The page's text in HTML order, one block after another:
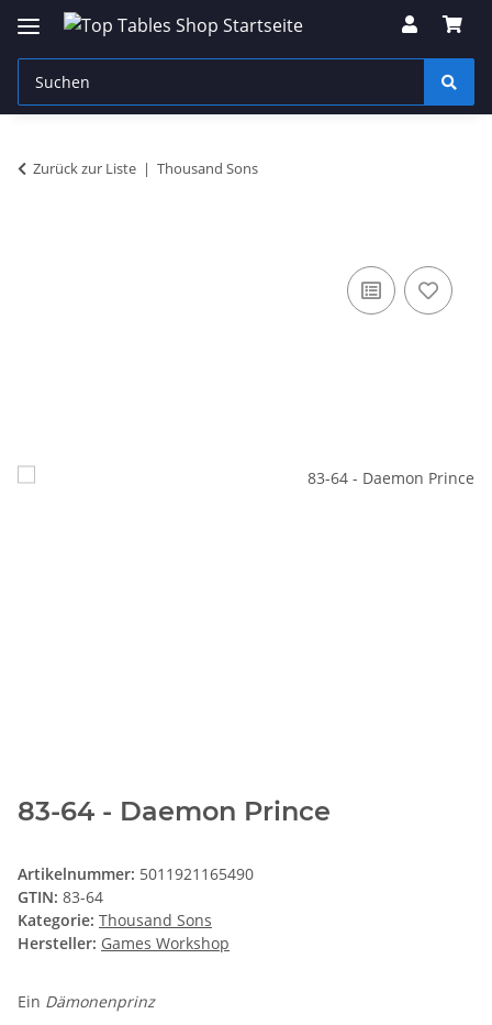
Zurück zur Liste Thousand Sons
83-64 - Daemon Prince
Artikelnummer: 5011921165490
GTIN: 83-64
Kategorie: Thousand Sons
Hersteller: Games Workshop
Ein Dämonenprinz